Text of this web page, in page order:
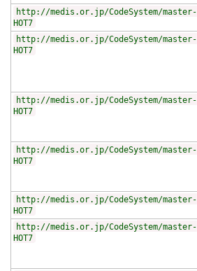
http://medis.or.jp/CodeSystem/master-
HOT7
http://medis.or.jp/CodeSystem/master-
HOT7
http://medis.or.jp/CodeSystem/master-
HOT7
http://medis.or.jp/CodeSystem/master-
HOT7
http://medis.or.jp/CodeSystem/master-
HOT7
http://medis.or.jp/CodeSystem/master-
HOT7